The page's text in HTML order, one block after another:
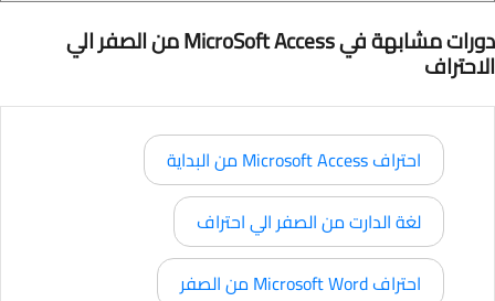
دورات مشابهة في MicroSoft Access من الصفر الي
الاحتراف
احتراف Microsoft Access من البداية
لغة الدارت من الصفر الي احتراف
احتراف Microsoft Word من الصفر